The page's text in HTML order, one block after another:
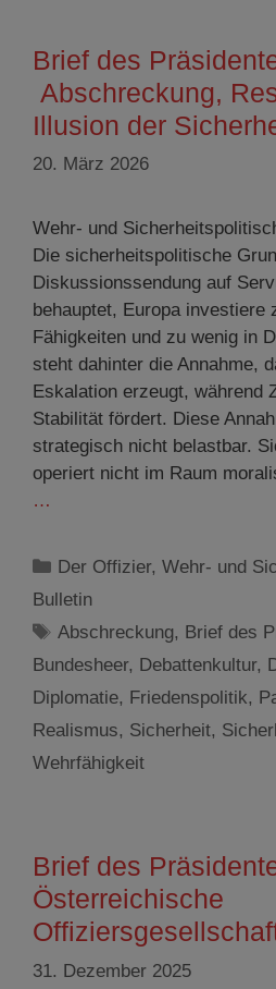
Brief des
Abschreckung,
Illusion der
20. März 2026
Wehr- und
Die sicherheitspolitische
Diskussionssendung auf
behauptet, Europa
Fähigkeiten und zu wenig in
steht dahinter die Annahme,
Eskalation erzeugt, während
Stabilität fördert. Diese
strategisch nicht belastbar.
operiert nicht im Raum
…
Kategorien
Der Offizier,Wehr- und
Bulletin
Schlagwörter
Abschreckung, Brief des
Bundesheer, Debattenkultur,
Diplomatie, Friedenspolitik,
Realismus, Sicherheit,
Wehrfähigkeit
Brief des
Österreichische
31. Dezember 2025